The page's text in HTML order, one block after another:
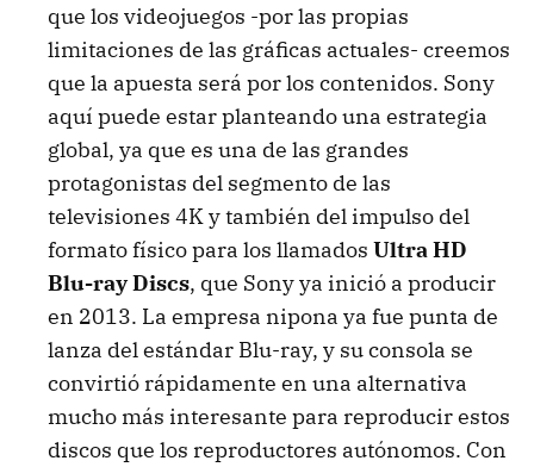
que los videojuegos -por las propias
limitaciones de las gráficas actuales- creemos
que la apuesta será por los contenidos. Sony
aquí puede estar planteando una estrategia
global, ya que es una de las grandes
protagonistas del segmento de las
televisiones 4K y también del impulso del
formato físico para los llamados Ultra HD
Blu-ray Discs, que Sony ya inició a producir
en 2013. La empresa nipona ya fue punta de
lanza del estándar Blu-ray, y su consola se
convirtió rápidamente en una alternativa
mucho más interesante para reproducir estos
discos que los reproductores autónomos. Con